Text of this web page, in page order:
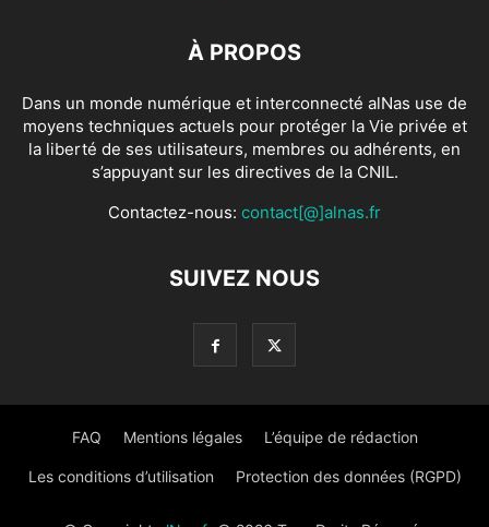
À PROPOS
Dans un monde numérique et interconnecté alNas use de
moyens techniques actuels pour protéger la Vie privée et
la liberté de ses utilisateurs, membres ou adhérents, en
s’appuyant sur les directives de la CNIL.
Contactez-nous: contact[@]alnas.fr
SUIVEZ NOUS
FAQ Mentions légales L’équipe de rédaction
Les conditions d’utilisation Protection des données (RGPD)